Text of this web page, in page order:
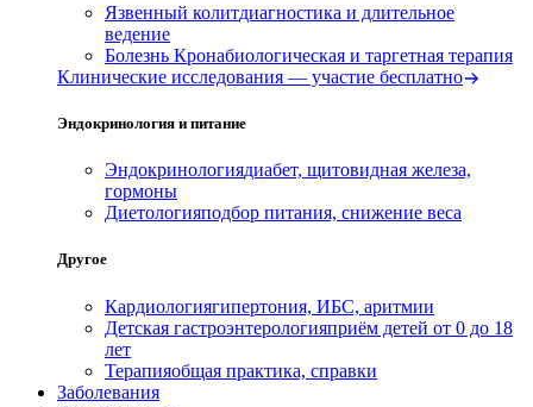
Язвенный колитдиагностика и длительное
ведение
Болезнь Кронабиологическая и таргетная терапия
Клинические исследования — участие бесплатно
Эндокринология и питание
Эндокринологиядиабет, щитовидная железа,
гормоны
Диетологияподбор питания, снижение веса
Другое
Кардиологиягипертония, ИБС, аритмии
Детская гастроэнтерологияприём детей от 0 до 18
лет
Терапияобщая практика, справки
Заболевания